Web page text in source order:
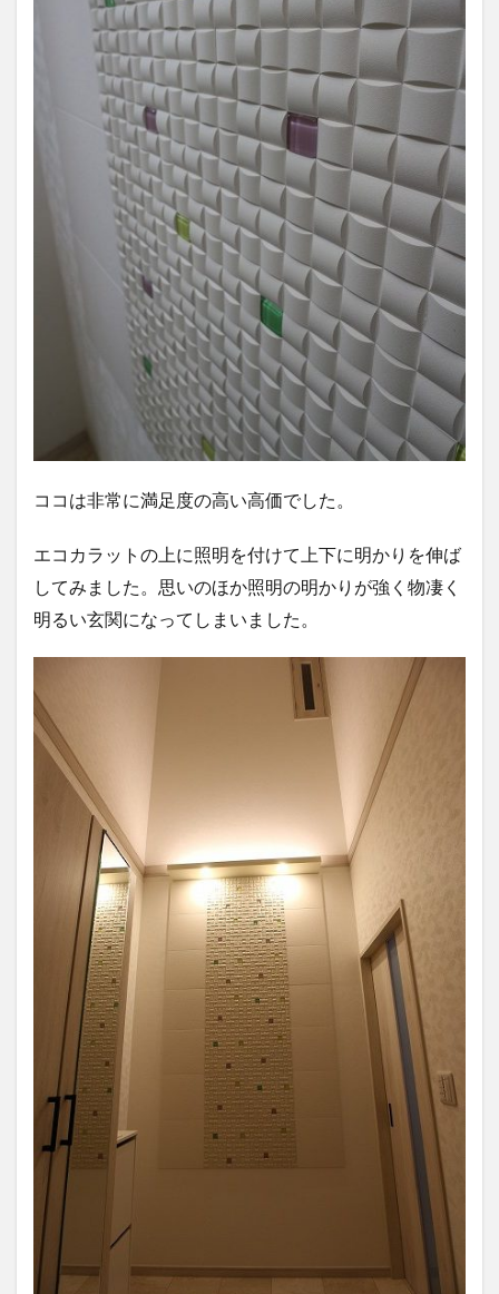
ココは非常に満足度の高い高価でした。
エコカラットの上に照明を付けて上下に明かりを伸ば
してみました。思いのほか照明の明かりが強く物凄く
明るい玄関になってしまいました。